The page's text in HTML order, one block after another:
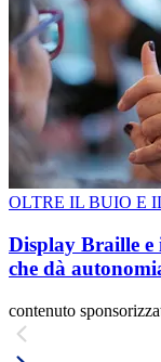
OLTRE IL BUIO E
Display Braille e
che dà
contenuto